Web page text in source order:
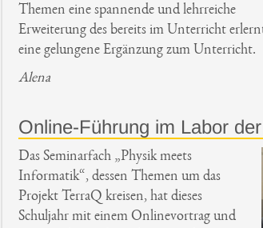
Themen eine spannende und lehrreiche
Erweiterung des bereits im Unterricht
eine gelungene Ergänzung zum Unterricht.
Alena
Online-Führung im Labor
Das Seminarfach „Physik meets
Informatik“, dessen Themen um das
Projekt TerraQ kreisen, hat dieses
Schuljahr mit einem Onlinevortrag und